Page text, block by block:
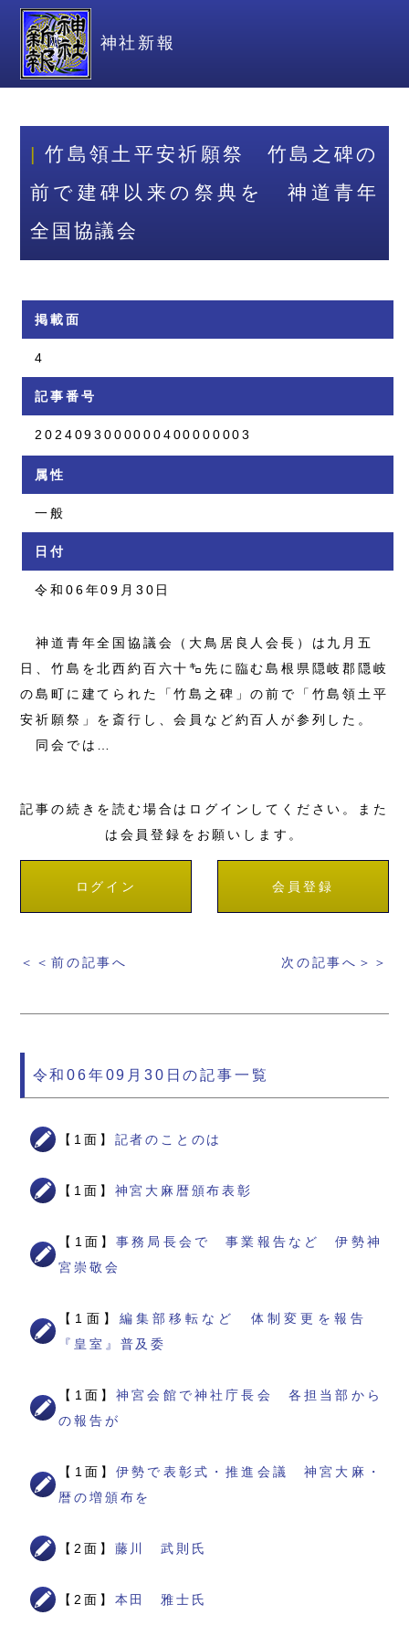
神社新報
竹島領土平安祈願祭 竹島之碑の
前で建碑以来の祭典を 神道青年
全国協議会
掲載面
4
記事番号
2024093000000400000003
属性
一般
日付
令和06年09月30日
神道青年全国協議会（大鳥居良人会長）は九月五
日、竹島を北西約百六十㌔先に臨む島根県隠岐郡隠岐
の島町に建てられた「竹島之碑」の前で「竹島領土平
安祈願祭」を斎行し、会員など約百人が参列した。
同会では…
記事の続きを読む場合はログインしてください。また
は会員登録をお願いします。
ログイン 会員登録
＜＜前の記事へ 次の記事へ＞＞
令和06年09月30日の記事一覧
【1面】 記者のことのは
【1面】 神宮大麻暦頒布表彰
【1面】事務局長会で 事業報告など 伊勢神
宮崇敬会
【1面】 編集部移転など 体制変更を報告
『皇室』普及委
【1面】神宮会館で神社庁長会 各担当部から
の報告が
【1面】伊勢で表彰式・推進会議 神宮大麻・
暦の増頒布を
【2面】 藤川 武則氏
【2面】 本田 雅士氏